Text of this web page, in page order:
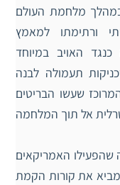
מלחמת העולם
ורתימתו למאמץ
האויב במיוחד
תעמולה לבנה
שעשו הבריטים
אל תוך המלחמה
האמריקאים
את קורות הקמת